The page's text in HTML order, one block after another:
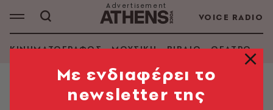
VOICE RADIO
ΚΙΝΗΜΑΤΟΓΡΑΦΟΣ ΜΟΥΣΙΚΗ ΒΙΒΛΙΟ ΘΕΑΤΡΟ -
MORE IN CULTURE
Mε ενδιαφέρει το
newsletter της